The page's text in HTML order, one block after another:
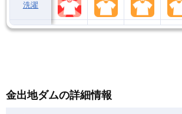
洗濯
金出地ダムの詳細情報